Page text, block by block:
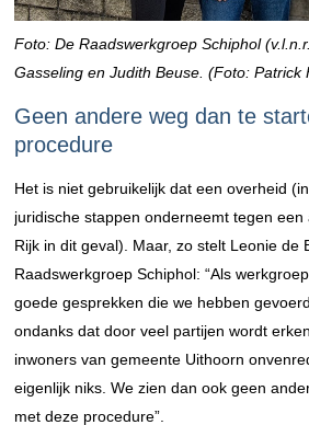
Foto: De Raadswerkgroep Schiphol
Gasseling en Judith Beuse. (Foto: Patrick
Geen andere weg dan te
procedure
Het is niet gebruikelijk dat een overheid
juridische stappen onderneemt tegen
Rijk in dit geval). Maar, zo stelt Leonie de
Raadswerkgroep Schiphol: “Als
goede gesprekken die we hebben
ondanks dat door veel partijen wordt
inwoners van gemeente Uithoorn
eigenlijk niks. We zien dan ook geen
met deze procedure”.